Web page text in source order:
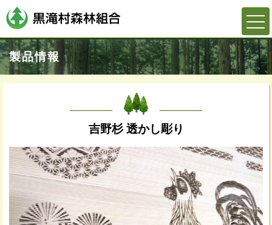
製品情報
吉野杉 透かし彫り